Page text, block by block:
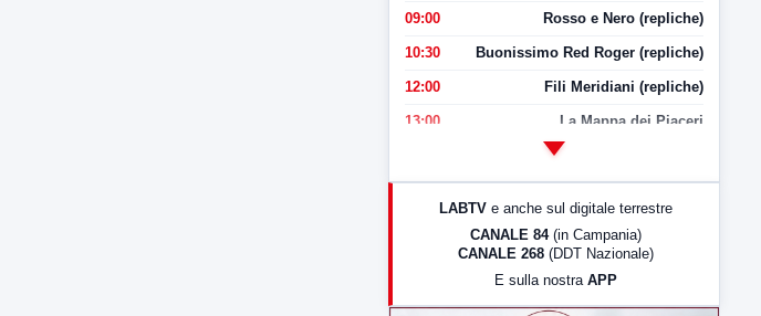
09:00 Rosso e Nero (repliche)
10:30 Buonissimo Red Roger (repliche)
12:00 Fili Meridiani (repliche)
13:00 La Mappa dei Piaceri
LabNews (Diretta)
LABTV e anche sul digitale terrestre
CANALE 84 (in Campania)
CANALE 268 (DDT Nazionale)
E sulla nostra APP